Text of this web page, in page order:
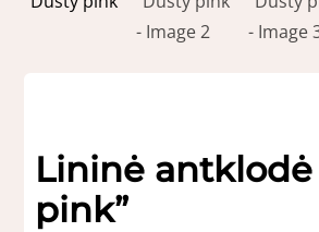
Lininė antklodė
pink”